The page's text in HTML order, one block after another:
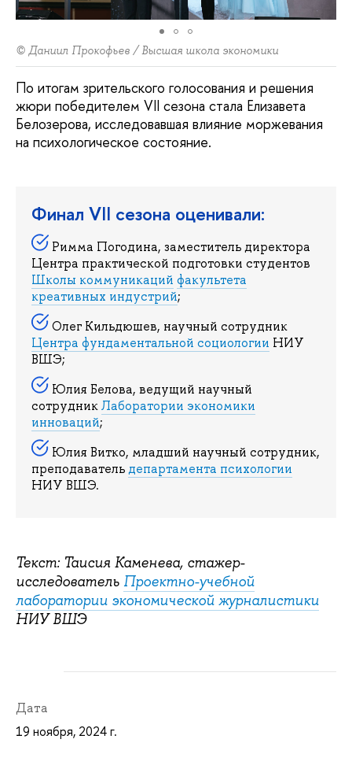
© Даниил Прокофьев / Высшая школа экономики
По итогам зрительского голосования и решения
жюри победителем VII сезона стала Елизавета
Белозерова, исследовавшая влияние моржевания
на психологическое состояние.
Финал VII сезона оценивали:
Римма Погодина, заместитель директора
Центра практической подготовки студентов
Школы коммуникаций факультета
креативных индустрий;
Олег Кильдюшев, научный сотрудник
Центра фундаментальной социологии НИУ
ВШЭ;
Юлия Белова, ведущий научный
сотрудникЛаборатории экономики
инноваций;
Юлия Витко, младший научный сотрудник,
преподавательдепартамента психологии
НИУ ВШЭ.
Текст: Таисия Каменева, стажер-
исследователь Проектно-учебной
лаборатории экономической журналистики
НИУ ВШЭ
Дата
19 ноября, 2024 г.